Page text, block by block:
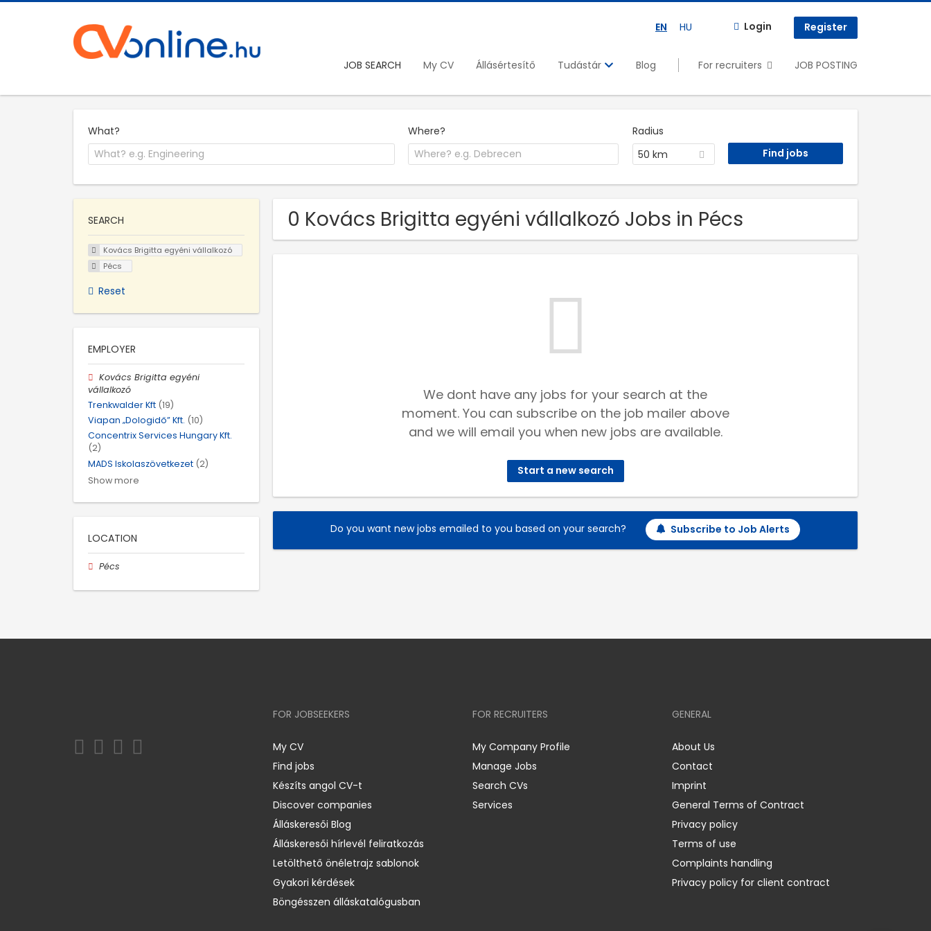
EN HU Login Register
JOB SEARCH My CV Állásértesítő Tudástár Blog For recruiters JOB POSTING
What? Where?
Radius
50 km
0 Kovács Brigitta egyéni vállalkozó Jobs in Pécs
We dont have any jobs for your search at the
moment. You can subscribe on the job mailer above
and we will email you when new jobs are available.
Start a new search
Do you want new jobs emailed to you based on your search? Subscribe to Job Alerts
SEARCH
Kovács Brigitta egyéni vállalkozó
Pécs
Reset
EMPLOYER
Kovács Brigitta egyéni
vállalkozó
Trenkwalder Kft (19)
Viapan „Dologidő” Kft. (10)
Concentrix Services Hungary Kft.
(2)
MADS Iskolaszövetkezet (2)
Show more
LOCATION
Pécs
FOR JOBSEEKERS
My CV
Find jobs
Készíts angol CV-t
Discover companies
Álláskeresői Blog
Álláskeresői hírlevél feliratkozás
Letölthető önéletrajz sablonok
Gyakori kérdések
Böngésszen álláskatalógusban
FOR RECRUITERS
My Company Profile
Manage Jobs
Search CVs
Services
GENERAL
About Us
Contact
Imprint
General Terms of Contract
Privacy policy
Terms of use
Complaints handling
Privacy policy for client contract